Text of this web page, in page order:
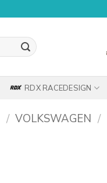
RDX RACEDESIGN
/ VOLKSWAGEN /